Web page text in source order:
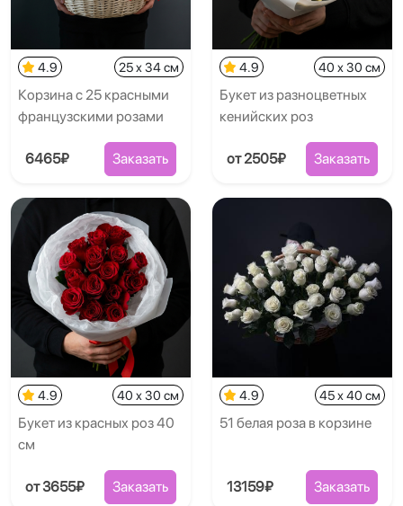
4.9 25 x 34 см
Корзина с 25 красными
французскими розами
6465₽ Заказать
4.9 40 x 30 см
Букет из разноцветных
кенийских роз
от 2505₽ Заказать
4.9 40 x 30 см
Букет из красных роз 40
см
от 3655₽ Заказать
4.9 45 x 40 см
51 белая роза в корзине
13159₽ Заказать